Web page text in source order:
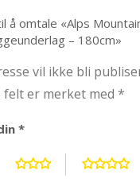
å omtale «Alps
– 180cm»
vil ikke bli
er merket med *
*